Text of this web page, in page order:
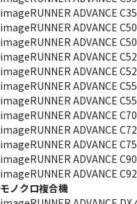
imageRUNNER ADVANCE
imageRUNNER ADVANCE
imageRUNNER ADVANCE
imageRUNNER ADVANCE
imageRUNNER ADVANCE
imageRUNNER ADVANCE
imageRUNNER ADVANCE
imageRUNNER ADVANCE
imageRUNNER ADVANCE
imageRUNNER ADVANCE
imageRUNNER ADVANCE
imageRUNNER ADVANCE
モノクロ複合機